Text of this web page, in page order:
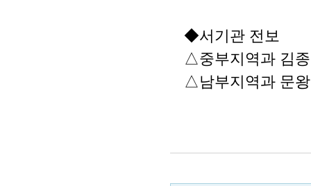
◆서기관 전보
△중부지역과 김
△남부지역과 문